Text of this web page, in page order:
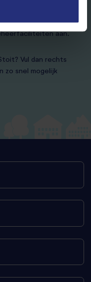
te verhuren. Wij zijn
Eindhoven en
aan.
Vul dan rechts
zo snel mogelijk